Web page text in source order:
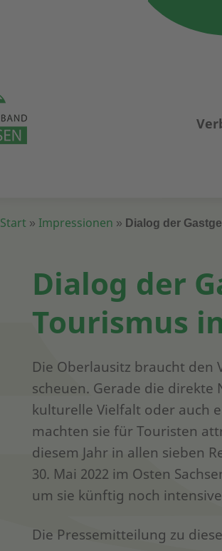
Start» Impressionen » Dialog der
Dialog der
Tourismus
Die Oberlausitz braucht den
scheuen. Gerade die direkte
kulturelle Vielfalt oder auch
machten sie für Touristen
diesem Jahr in allen sieben
30. Mai 2022 im Osten
um sie künftig noch
Die Pressemitteilung zu